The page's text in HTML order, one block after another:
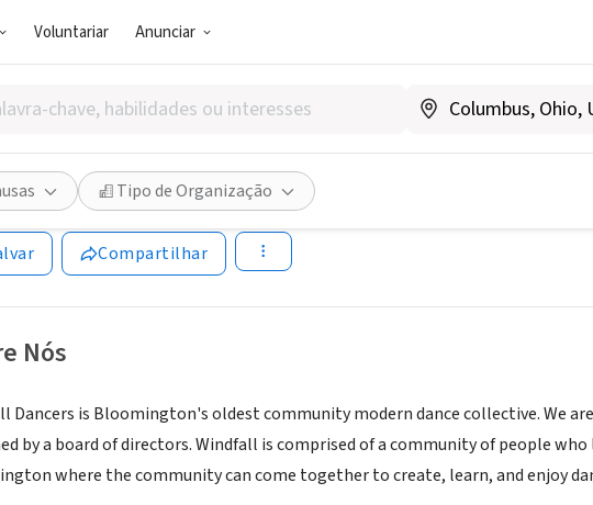
Voluntariar Anunciar
Tipo de Organização
Dancers, Inc.
IN| www.windfalldancers.org
Compartilhar
Nós
Dancers is Bloomington's oldest community modern dance collective. We
by a board of directors. Windfall is comprised of a community of people
where the community can come together to create, learn, and enjoy